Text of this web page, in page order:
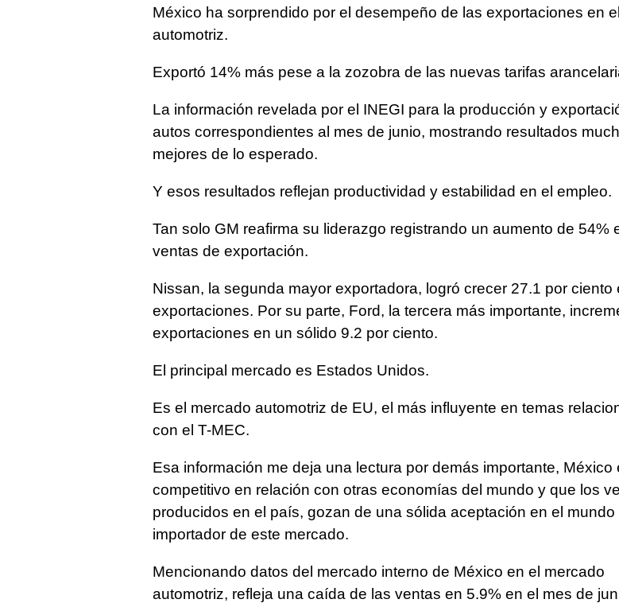
México ha sorprendido por el desempeño de las exportaciones en
automotriz.
Exportó 14% más pese a la zozobra de las nuevas tarifas
La información revelada por el INEGI para la producción y
autos correspondientes al mes de junio, mostrando resultados
mejores de lo esperado.
Y esos resultados reflejan productividad y estabilidad en el empleo.
Tan solo GM reafirma su liderazgo registrando un aumento de 54%
ventas de exportación.
Nissan, la segunda mayor exportadora, logró crecer 27.1 por ciento
exportaciones. Por su parte, Ford, la tercera más importante,
exportaciones en un sólido 9.2 por ciento.
El principal mercado es Estados Unidos.
Es el mercado automotriz de EU, el más influyente en temas
con el T-MEC.
Esa información me deja una lectura por demás importante, México
competitivo en relación con otras economías del mundo y que los
producidos en el país, gozan de una sólida aceptación en el mundo
importador de este mercado.
Mencionando datos del mercado interno de México en el mercado
automotriz, refleja una caída de las ventas en 5.9% en el mes de